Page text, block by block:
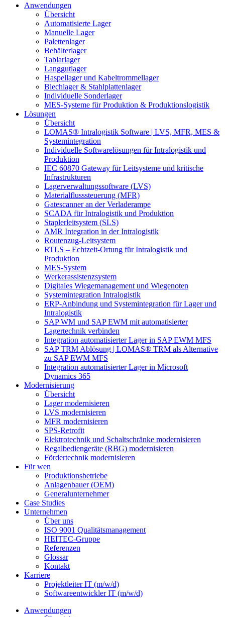
Anwendungen
Übersicht
Automatisierte Lager
Manuelle Lager
Palettenlager
Behälterlager
Tablarlager
Langgutlager
Haspellager und Kabeltrommellager
Blechlager & Stahlplattenlager
Individuelle Sonderlager
MES-Systeme für Produktion & Produktionslogistik
Lösungen
Übersicht
LOMAS® Intralogistik Software | LVS, MFR, MES &
Systemintegration
Individuelle Softwarelösungen für Intralogistik und
Produktion
IEC 60870 Gateway für Leitsysteme und kritische
Infrastrukturen
Lagerverwaltungssoftware (LVS)
Materialflusssteuerung (MFR)
Gatescanner an der Verladerampe
SCADA für Intralogistik und Produktion
Staplerleitsystem (SLS)
AMR Integration in der Intralogistik
Routenzug-Leitsystem
RTLS – Echtzeit-Ortung für Intralogistik und
Produktion
MES-System
Werkerassistenzsystem
Digitales Wiegemanagement und Wiegenoten
Systemintegration Intralogistik
ERP-Anbindung und Systemintegration für Lager und
Intralogistik
SAP WM und SAP EWM mit automatisierter
Lagertechnik verbinden
Integration automatisierter Lager in SAP EWM MFS
SAP TRM Ablösung | LOMAS® TRM als Alternative
zu SAP EWM MFS
Integration automatisierter Lager in Microsoft
Dynamics 365
Modernisierung
Übersicht
Lager modernisieren
LVS modernisieren
MFR modernisieren
SPS-Retrofit
Elektrotechnik und Schaltschränke modernisieren
Regalbediengeräte (RBG) modernisieren
Fördertechnik modernisieren
Für wen
Produktionsbetriebe
Anlagenbauer (OEM)
Generalunternehmer
Case Studies
Unternehmen
Über uns
ISO 9001 Qualitätsmanagement
HEITEC-Gruppe
Referenzen
Glossar
Kontakt
Karriere
Projektleiter IT (m/w/d)
Softwareentwickler IT (m/w/d)
Anwendungen